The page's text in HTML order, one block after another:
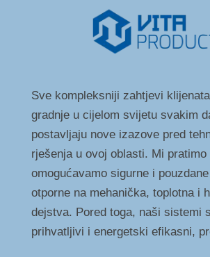
Sve kompleksniji zahtjevi
gradnje u cijelom svijetu svakim
postavljaju nove izazove pred
rješenja u ovoj oblasti. Mi
omogućavamo sigurne i
otporne na mehanička, toplotna i
dejstva. Pored toga, naši sistemi
prihvatljivi i energetski efikasni,